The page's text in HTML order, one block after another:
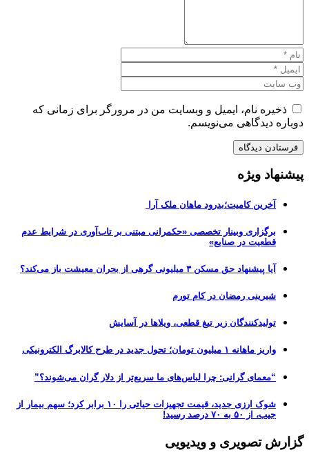
ذخیره نام، ایمیل و وبسایت من در مرورگر برای زمانی که
دوباره دیدگاهی می‌نویسم.
پیشنهاد ویژه
آخرین کامیت؛بدرود ماهان ملک آرا
برگزاری وبینار تخصصی «حکمرانی مبتنی بر تاب‌آوری در شرایط عدم
قطعیت در صنایع»
آیا پیشنهاد حق مسکن ۳ میلیونی گرهی از بحران معیشت باز می‌کند؟
شیرینی رمضان در کام تورم
تولیدکنندگان زیر تیغ قطعی، ویلاها در آسایش
واریز ماهانه ۱ میلیون تومان؛ تحول جدید در طرح کالابرگ الکترونیکی
“معمای گرانی: چرا لباس‌های ما سریع‌تر از دلار گران می‌شوند؟”
شوک ارزی جدید، قیمت تجهیزات حیاتی را ۱۰ برابر کرد؛ سهم بیمار از
جیب، از ۵۰ به ۷۰ درصد رسید!
گزارش تصویری و ویدیویی